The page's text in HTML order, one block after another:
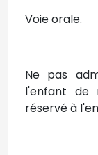
Voie orale.
Ne pas
l'enfant de
réservé à